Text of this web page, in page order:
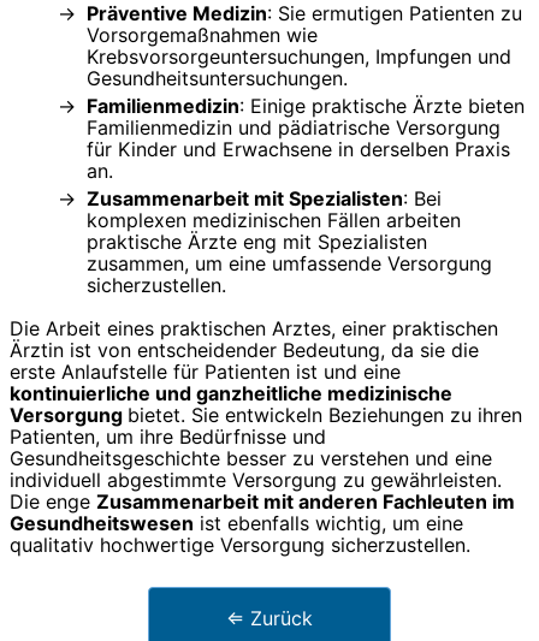
Präventive Medizin: Sie ermutigen Patienten zu
Vorsorgemaßnahmen wie
Krebsvorsorgeuntersuchungen, Impfungen und
Gesundheitsuntersuchungen.
Familienmedizin: Einige praktische Ärzte bieten
Familienmedizin und pädiatrische Versorgung
für Kinder und Erwachsene in derselben Praxis
an.
Zusammenarbeit mit Spezialisten: Bei
komplexen medizinischen Fällen arbeiten
praktische Ärzte eng mit Spezialisten
zusammen, um eine umfassende Versorgung
sicherzustellen.
Die Arbeit eines praktischen Arztes, einer praktischen
Ärztin ist von entscheidender Bedeutung, da sie die
erste Anlaufstelle für Patienten ist und eine
kontinuierliche und ganzheitliche medizinische
Versorgung bietet. Sie entwickeln Beziehungen zu ihren
Patienten, um ihre Bedürfnisse und
Gesundheitsgeschichte besser zu verstehen und eine
individuell abgestimmte Versorgung zu gewährleisten.
Die enge Zusammenarbeit mit anderen Fachleuten im
Gesundheitswesen ist ebenfalls wichtig, um eine
qualitativ hochwertige Versorgung sicherzustellen.
⇐ Zurück